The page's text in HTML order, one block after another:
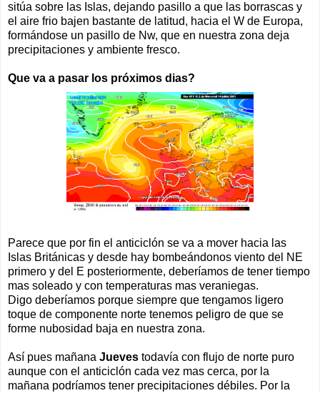
sitúa sobre las Islas, dejando pasillo a que las borrascas y
el aire frio bajen bastante de latitud, hacia el W de Europa,
formándose un pasillo de Nw, que en nuestra zona deja
precipitaciones y ambiente fresco.
Que va a pasar los próximos dias?
Parece que por fin el anticiclón se va a mover hacia las
Islas Británicas y desde hay bombeándonos viento del NE
primero y del E posteriormente, deberíamos de tener tiempo
mas soleado y con temperaturas mas veraniegas.
Digo deberíamos porque siempre que tengamos ligero
toque de componente norte tenemos peligro de que se
forme nubosidad baja en nuestra zona.
Así pues mañana Jueves todavía con flujo de norte puro
aunque con el anticiclón cada vez mas cerca, por la
mañana podríamos tener precipitaciones débiles. Por la